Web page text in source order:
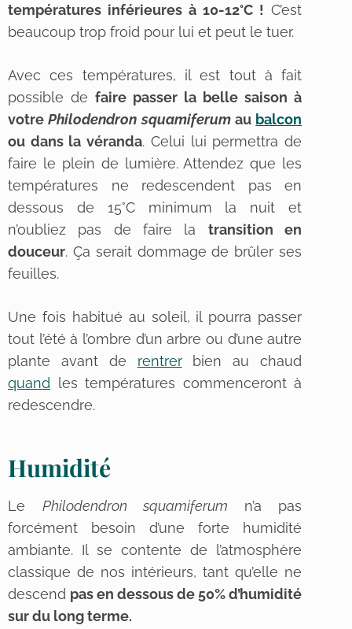
températures inférieures à 10-12°C ! C’est
beaucoup trop froid pour lui et peut le tuer.
Avec ces températures, il est tout à fait
possible defaire passer la belle saison à
votrePhilodendron squamiferum au balcon
ou dans la véranda. Celui lui permettra de
faire le plein de lumière. Attendez que les
températures ne redescendent pas en
dessous de 15°C minimum la nuit et
n’oubliez pas de faire la transition en
douceur. Ça serait dommage de brûler ses
feuilles.
Une fois habitué au soleil, il pourra passer
tout l’été à l’ombre d’un arbre ou d’une autre
plante avant de rentrerbien au chaud
quand les températures commenceront à
redescendre.
Humidité
Le Philodendron squamiferum n’a pas
forcément besoin d’une forte humidité
ambiante. Il se contente de l’atmosphère
classique de nos intérieurs, tant qu’elle ne
descend pas en dessous de 50% d’humidité
sur du long terme.